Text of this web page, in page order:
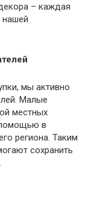
– каждая
нашей
мы активно
Малые
местных
помощью в
региона. Таким
сохранить